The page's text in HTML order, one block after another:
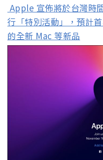
Apple 宣佈將於台灣時
行「特別活動」，預計
的全新 Mac 等新品